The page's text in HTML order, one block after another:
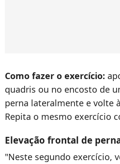
Como fazer o exercício:
quadris ou no encosto de
perna lateralmente e volte
Repita o mesmo exercício
Elevação frontal de
"Neste segundo exercício,